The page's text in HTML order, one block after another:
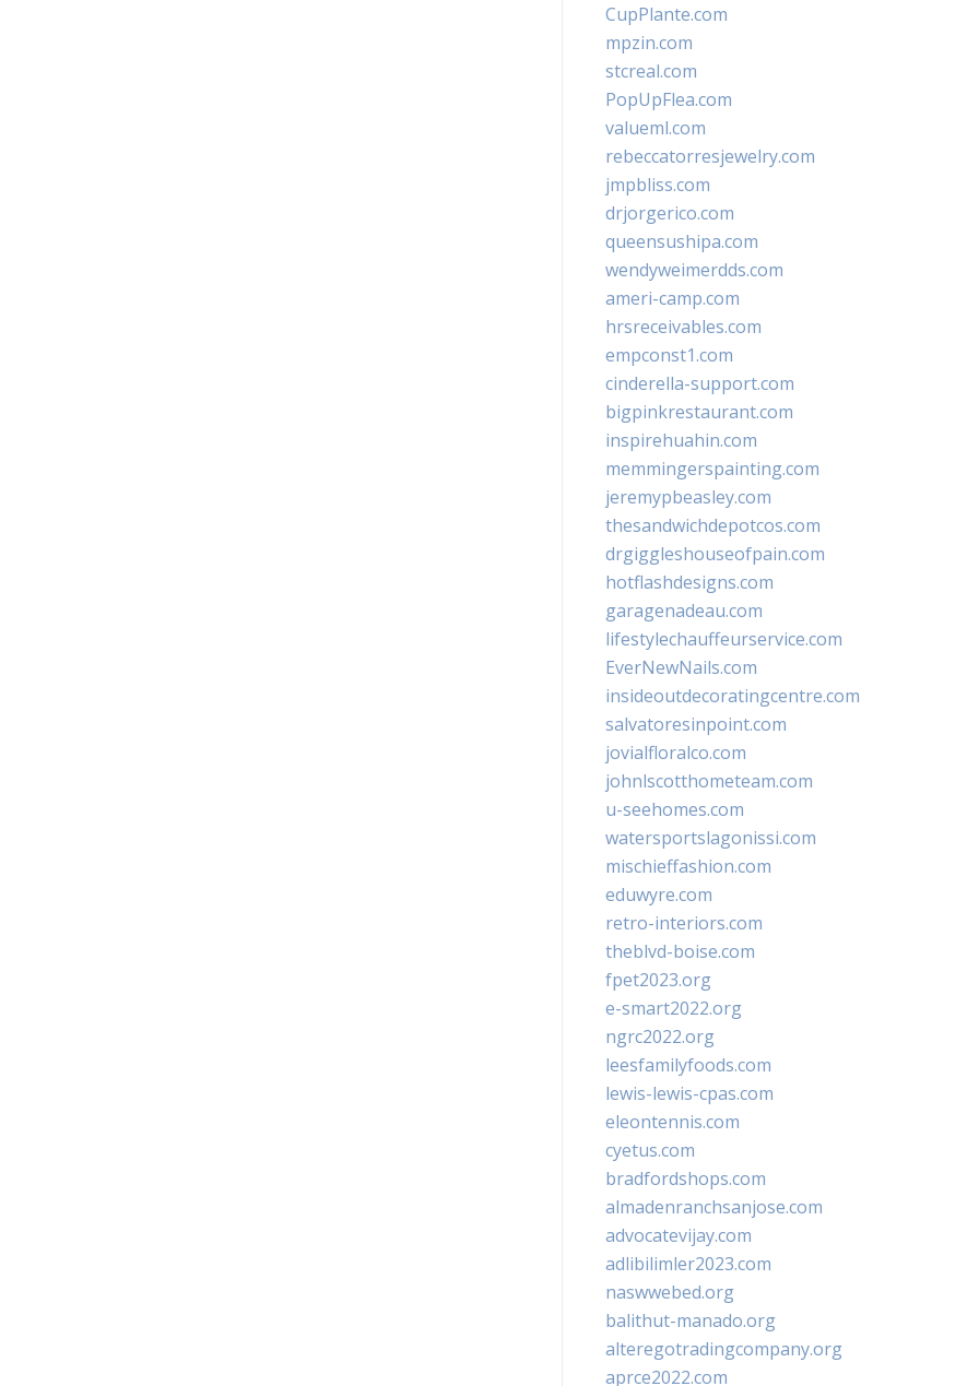
CupPlante.com
mpzin.com
stcreal.com
PopUpFlea.com
valueml.com
rebeccatorresjewelry.com
jmpbliss.com
drjorgerico.com
queensushipa.com
wendyweimerdds.com
ameri-camp.com
hrsreceivables.com
empconst1.com
cinderella-support.com
bigpinkrestaurant.com
inspirehuahin.com
memmingerspainting.com
jeremypbeasley.com
thesandwichdepotcos.com
drgiggleshouseofpain.com
hotflashdesigns.com
garagenadeau.com
lifestylechauffeurservice.com
EverNewNails.com
insideoutdecoratingcentre.com
salvatoresinpoint.com
jovialfloralco.com
johnlscotthometeam.com
u-seehomes.com
watersportslagonissi.com
mischieffashion.com
eduwyre.com
retro-interiors.com
theblvd-boise.com
fpet2023.org
e-smart2022.org
ngrc2022.org
leesfamilyfoods.com
lewis-lewis-cpas.com
eleontennis.com
cyetus.com
bradfordshops.com
almadenranchsanjose.com
advocatevijay.com
adlibilimler2023.com
naswwebed.org
balithut-manado.org
alteregotradingcompany.org
aprce2022.com